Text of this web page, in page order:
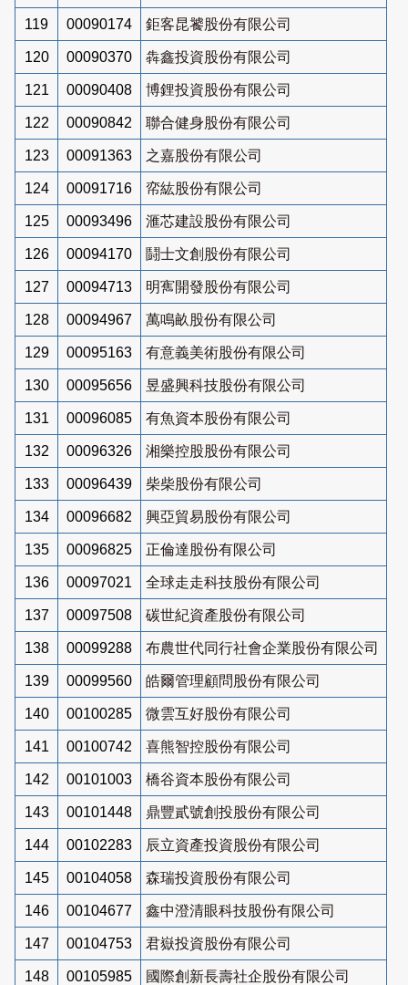
119 00090174 鉅客昆饕股份有限公司
120 00090370 犇鑫投資股份有限公司
121 00090408 博鋰投資股份有限公司
122 00090842 聯合健身股份有限公司
123 00091363 之嘉股份有限公司
124 00091716 帟紘股份有限公司
125 00093496 滙芯建設股份有限公司
126 00094170 鬪士文創股份有限公司
127 00094713 明寯開發股份有限公司
128 00094967 萬鳴畝股份有限公司
129 00095163 有意義美術股份有限公司
130 00095656 昱盛興科技股份有限公司
131 00096085 有魚資本股份有限公司
132 00096326 湘樂控股股份有限公司
133 00096439 柴柴股份有限公司
134 00096682 興亞貿易股份有限公司
135 00096825 正倫達股份有限公司
136 00097021 全球走走科技股份有限公司
137 00097508 碳世紀資產股份有限公司
138 00099288 布農世代同行社會企業股份有限公司
139 00099560 皓爾管理顧問股份有限公司
140 00100285 微雲互好股份有限公司
141 00100742 喜熊智控股份有限公司
142 00101003 橋谷資本股份有限公司
143 00101448 鼎豐貳號創投股份有限公司
144 00102283 辰立資產投資股份有限公司
145 00104058 森瑞投資股份有限公司
146 00104677 鑫中澄清眼科技股份有限公司
147 00104753 君嶽投資股份有限公司
148 00105985 國際創新長壽社企股份有限公司